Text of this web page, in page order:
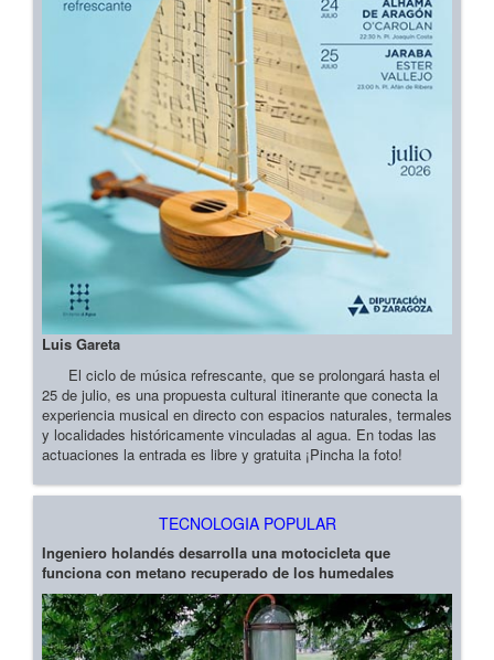
Luis Gareta
El ciclo de música refrescante, que se prolongará hasta el
25 de julio, es una propuesta cultural itinerante que conecta la
experiencia musical en directo con espacios naturales, termales
y localidades históricamente vinculadas al agua. En todas las
actuaciones la entrada es libre y gratuita ¡Pincha la foto!
TECNOLOGIA POPULAR
Ingeniero holandés desarrolla una motocicleta que
funciona con metano recuperado de los humedales